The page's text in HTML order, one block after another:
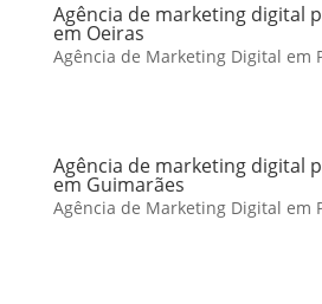
Agência de marketing digital
em Oeiras
Agência de Marketing Digital em
Agência de marketing digital
em Guimarães
Agência de Marketing Digital em